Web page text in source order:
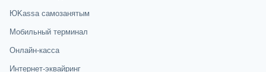
ЮKassa самозанятым
Мобильный терминал
Онлайн-касса
Интернет-эквайринг